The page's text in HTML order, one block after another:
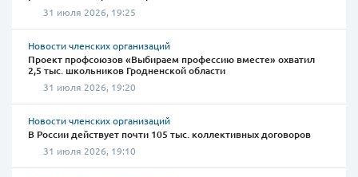
31 июля 2026, 19:25
Новости членских организаций
Проект профсоюзов «Выбираем профессию вместе» охватил
2,5 тыс. школьников Гродненской области
31 июля 2026, 19:20
Новости членских организаций
В России действует почти 105 тыс. коллективных договоров
31 июля 2026, 19:10